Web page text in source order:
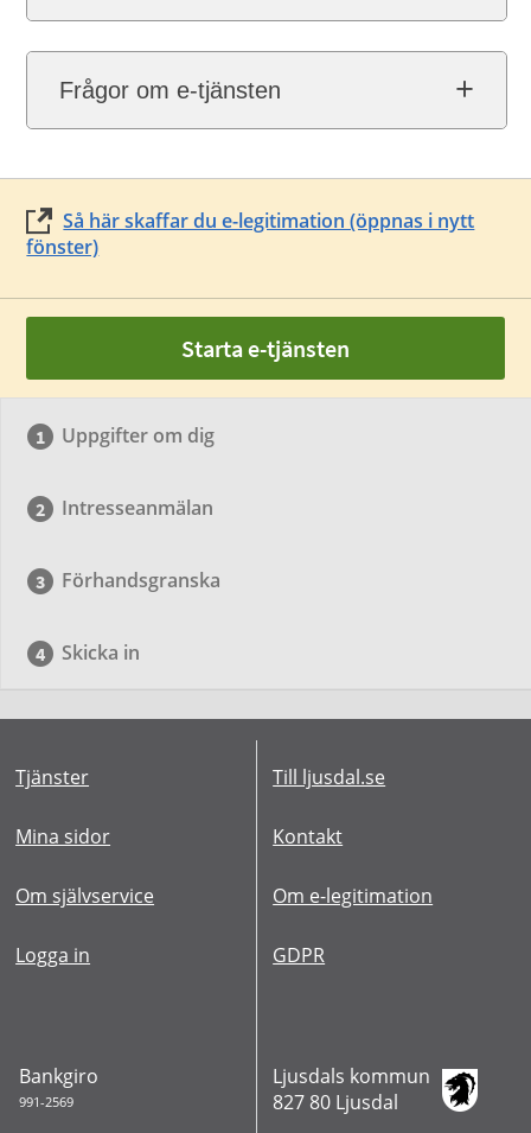
Frågor om e-tjänsten
Så här skaffar du e-legitimation (öppnas i nytt
fönster)
Starta e-tjänsten
Uppgifter om dig
Intresseanmälan
Förhandsgranska
Skicka in
Tjänster
Mina sidor
Om självservice
Logga in
Till ljusdal.se
Kontakt
Om e-legitimation
GDPR
Bankgiro
991-2569
Ljusdals kommun
827 80 Ljusdal